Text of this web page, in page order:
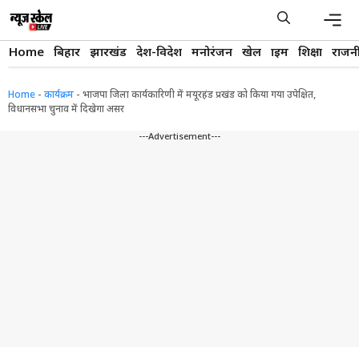
content
Home बिहार झारखंड देश-विदेश मनोरंजन खेल क्राइम शिक्षा
Home - कार्यक्रम - भाजपा जिला कार्यकारिणी में मयूरहंड प्रखंड को किया गया उपेक्षित,
विधानसभा चुनाव में दिखेगा असर
---Advertisement---